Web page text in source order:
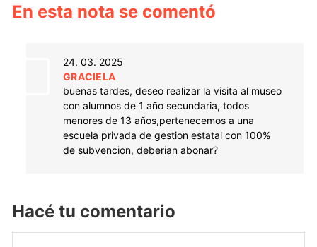
En esta nota se comentó
24. 03. 2025
GRACIELA
buenas tardes, deseo realizar la visita al museo
con alumnos de 1 año secundaria, todos
menores de 13 años,pertenecemos a una
escuela privada de gestion estatal con 100%
de subvencion, deberian abonar?
Hacé tu comentario